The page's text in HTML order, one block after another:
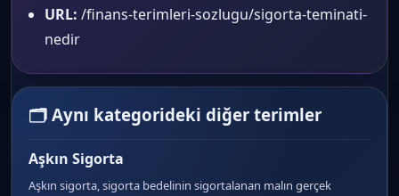
URL: /finans-terimleri-sozlugu/sigorta-teminati-
nedir
🗂 Aynı kategorideki diğer terimler
Aşkın Sigorta
Aşkın sigorta, sigorta bedelinin sigortalanan malın gerçek